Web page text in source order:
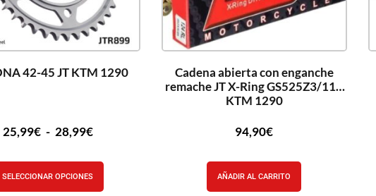
42-45 JT KTM 1290
25,99€ - 28,99€
SELECCIONAR OPCIONES
Cadena abierta con enganche
remache JT X-Ring GS525Z3/118
KTM 1290
94,90€
AÑADIR AL CARRITO